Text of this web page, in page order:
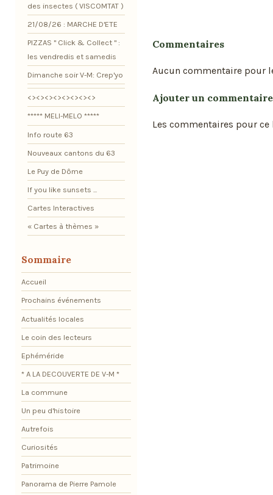
Commentaires
Aucun commentaire pour
Ajouter un commentaire
Les commentaires pour
des insectes ( VISCOMTAT )
21/08/26 : MARCHE D'ETE
PIZZAS " Click & Collect " :
les vendredis et samedis
Dimanche soir V-M: Crep'yo
<><><><><><><><>
***** MELI-MELO *****
Info route 63
Nouveaux cantons du 63
Le Puy de Dôme
If you like sunsets ...
Cartes Interactives
« Cartes à thèmes »
Sommaire
Accueil
Prochains événements
Actualités locales
Le coin des lecteurs
Ephéméride
* A LA DECOUVERTE DE V-M *
La commune
Un peu d'histoire
Autrefois
Curiosités
Patrimoine
Panorama de Pierre Pamole